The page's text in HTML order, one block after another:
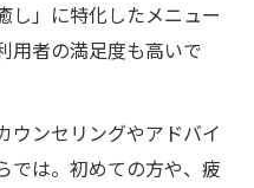
し」に特化したメニュー
用者の満足度も高いで
ウンセリングやアドバイ
では。初めての方や、疲